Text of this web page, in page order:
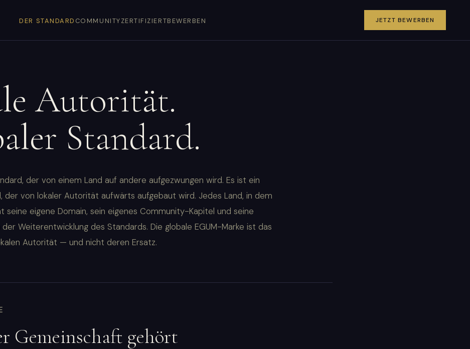
DER STANDARD COMMUNITYZERTIFIZIERTBEWERBEN JETZT BEWERBEN
Autorität.
Standard.
der von einem Land auf andere aufgezwungen wird. Es ist ein
der von lokaler Autorität aufwärts aufgebaut wird. Jedes Land, in dem
seine eigene Domain, sein eigenes Community-Kapitel und seine
Weiterentwicklung des Standards. Die globale EGUM-Marke ist das
Autorität — und nicht deren Ersatz.
Gemeinschaft gehört